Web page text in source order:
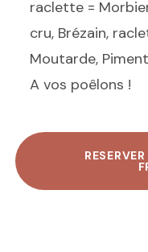
raclette =
cru, Brézain,
Moutarde,
A vos poêlons !